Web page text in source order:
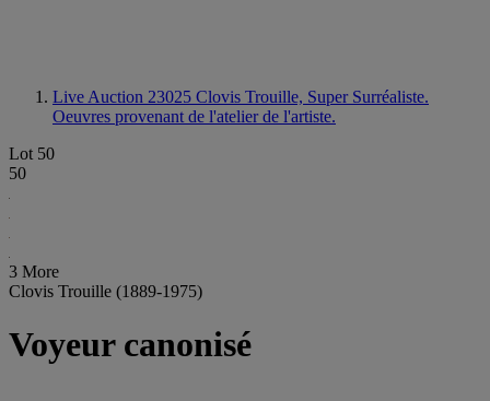
Live Auction 23025 Clovis Trouille, Super Surréaliste.
Oeuvres provenant de l'atelier de l'artiste.
Lot 50
50
3 More
Clovis Trouille (1889-1975)
Voyeur canonisé